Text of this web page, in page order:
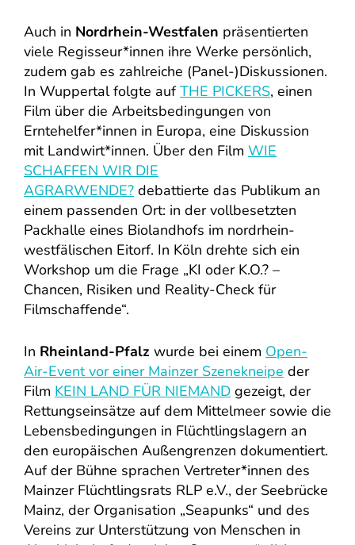
Auch in Nordrhein-Westfalen präsentierten
viele Regisseur*innen ihre Werke persönlich,
zudem gab es zahlreiche (Panel-)Diskussionen.
In Wuppertal folgte aufTHE PICKERS, einen
Film über die Arbeitsbedingungen von
Erntehelfer*innen in Europa, eine Diskussion
mit Landwirt*innen. Über den Film WIE
SCHAFFEN WIR DIE
AGRARWENDE? debattierte das Publikum an
einem passenden Ort: in der vollbesetzten
Packhalle eines Biolandhofs im nordrhein-
westfälischen Eitorf. In Köln drehte sich ein
Workshop um die Frage „KI oder K.O.? –
Chancen, Risiken und Reality-Check für
Filmschaffende“.
In Rheinland-Pfalz wurde bei einem Open-
Air-Event vor einer Mainzer Szenekneipe der
Film KEIN LAND FÜR NIEMAND gezeigt, der
Rettungseinsätze auf dem Mittelmeer sowie die
Lebensbedingungen in Flüchtlingslagern an
den europäischen Außengrenzen dokumentiert.
Auf der Bühne sprachen Vertreter*innen des
Mainzer Flüchtlingsrats RLP e.V., der Seebrücke
Mainz, der Organisation „Seapunks“ und des
Vereins zur Unterstützung von Menschen in